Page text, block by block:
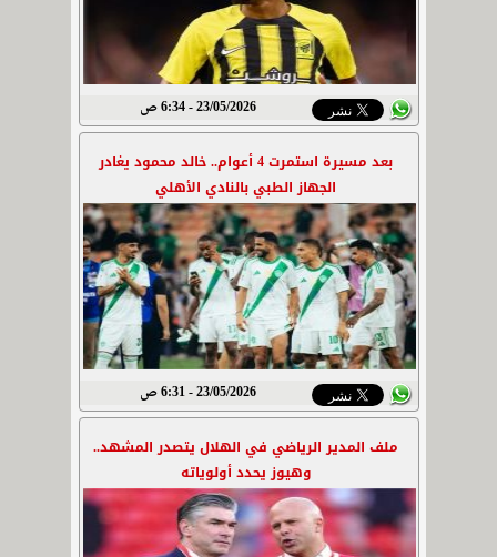
23/05/2026 - 6:34 ص
بعد مسيرة استمرت 4 أعوام.. خالد محمود يغادر
الجهاز الطبي بالنادي الأهلي
23/05/2026 - 6:31 ص
ملف المدير الرياضي في الهلال يتصدر المشهد..
وهيوز يحدد أولوياته